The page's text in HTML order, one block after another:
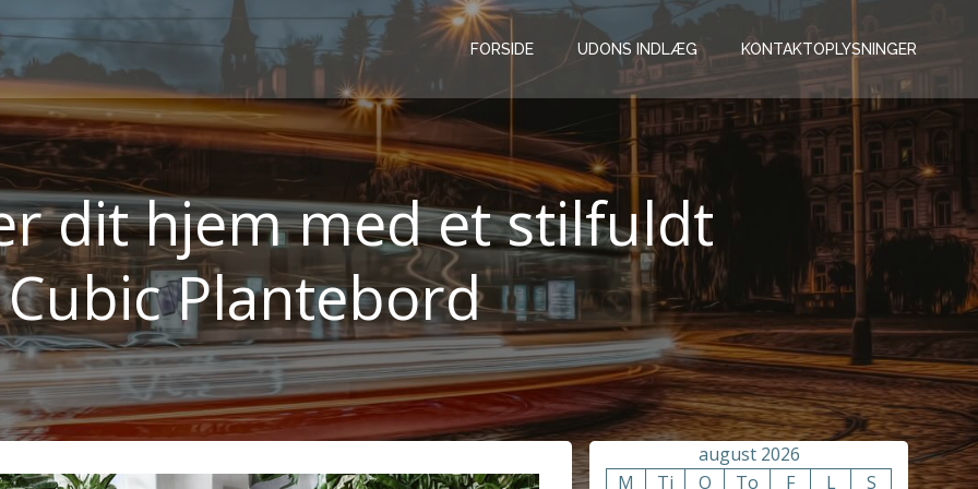
FORSIDE UDONS INDLÆG KONTAKTOPLYSNINGER
dit hjem med et stilfuldt
Cubic Plantebord
august 2026
M
Ti O To F L
S